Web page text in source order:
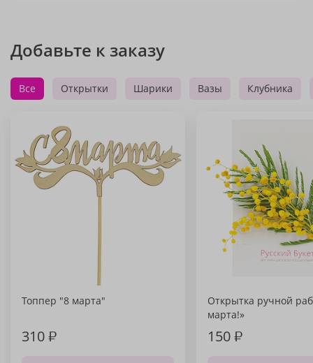
Добавьте к заказу
Все Открытки Шарики Вазы Клубника
Топпер "8 марта"
310₽
Открытка ручной
марта!»
150₽